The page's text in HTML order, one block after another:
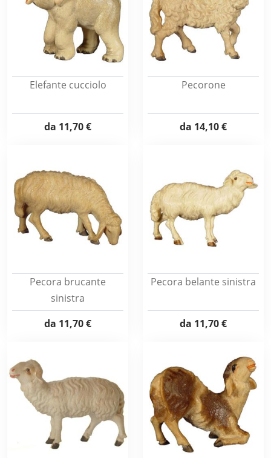
Elefante cucciolo
da 11,70 €
Pecorone
da 14,10 €
Pecora brucante
sinistra
da 11,70 €
Pecora belante sinistra
da 11,70 €